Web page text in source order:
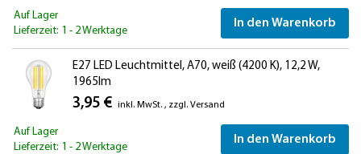
Auf Lager
Lieferzeit: 1 - 2 Werktage
In den Warenkorb
E27 LED Leuchtmittel, A70, weiß (4200 K), 12,2 W,
1965lm
3,95 € inkl. MwSt. , zzgl. Versand
Auf Lager
Lieferzeit: 1 - 2 Werktage
In den Warenkorb